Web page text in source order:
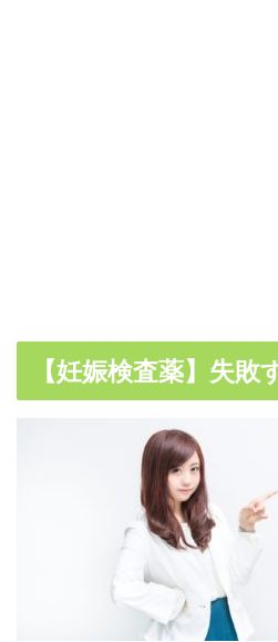
【妊娠検査薬】失敗